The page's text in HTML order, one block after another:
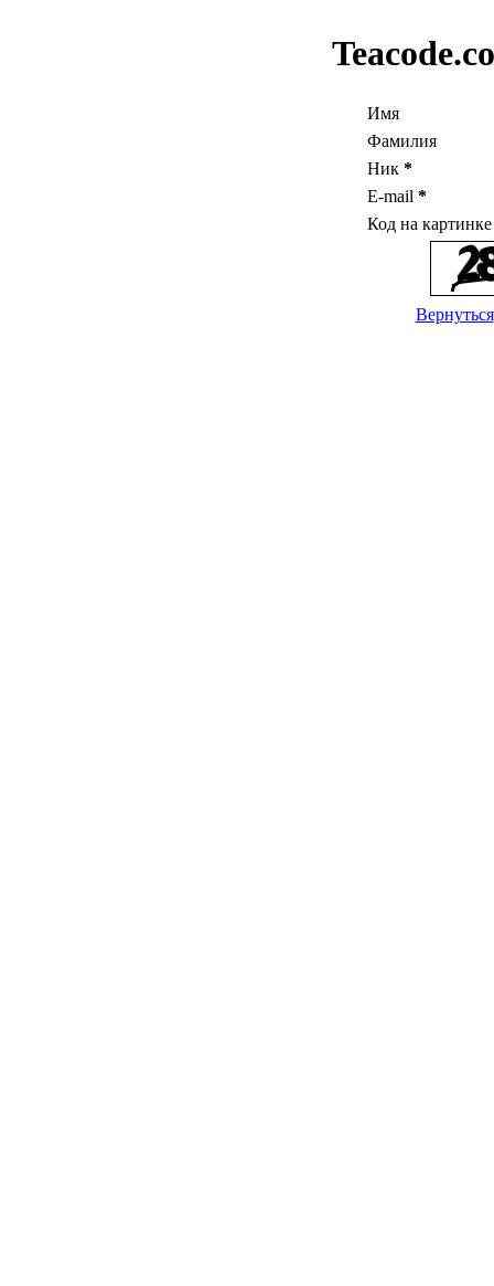
Имя
Фамилия
Ник *
E-mail *
Код на
Вернуться